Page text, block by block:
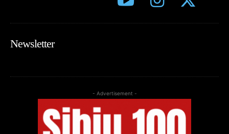
Newsletter
- Advertisement -